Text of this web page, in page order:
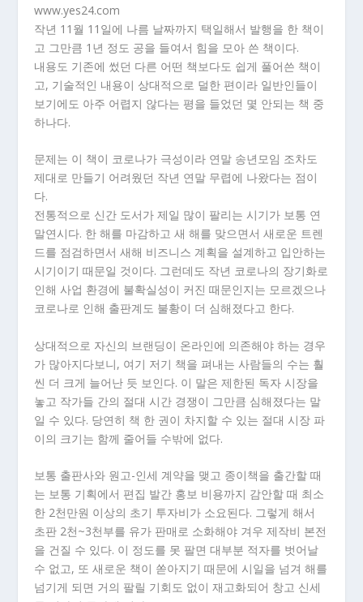
www.yes24.com
작년 11월 11일에 나름 날짜까지 택일해서 발행을 한 책이
고 그만큼 1년 정도 공을 들여서 힘을 모아 쓴 책이다.
내용도 기존에 썼던 다른 어떤 책보다도 쉽게 풀어쓴 책이
고, 기술적인 내용이 상대적으로 덜한 편이라 일반인들이
보기에도 아주 어렵지 않다는 평을 들었던 몇 안되는 책 중
하나다.
문제는 이 책이 코로나가 극성이라 연말 송년모임 조차도
제대로 만들기 어려웠던 작년 연말 무렵에 나왔다는 점이
다.
전통적으로 신간 도서가 제일 많이 팔리는 시기가 보통 연
말연시다. 한 해를 마감하고 새 해를 맞으면서 새로운 트렌
드를 점검하면서 새해 비즈니스 계획을 설계하고 입안하는
시기이기 때문일 것이다. 그런데도 작년 코로나의 장기화로
인해 사업 환경에 불확실성이 커진 때문인지는 모르겠으나
코로나로 인해 출판계도 불황이 더 심해졌다고 한다.
상대적으로 자신의 브랜딩이 온라인에 의존해야 하는 경우
가 많아지다보니, 여기 저기 책을 펴내는 사람들의 수는 훨
씬 더 크게 늘어난 듯 보인다. 이 말은 제한된 독자 시장을
놓고 작가들 간의 절대 시간 경쟁이 그만큼 심해졌다는 말
일 수 있다. 당연히 책 한 권이 차지할 수 있는 절대 시장 파
이의 크기는 함께 줄어들 수밖에 없다.
보통 출판사와 원고-인세 계약을 맺고 종이책을 출간할 때
는 보통 기획에서 편집 발간 홍보 비용까지 감안할 때 최소
한 2천만원 이상의 초기 투자비가 소요된다. 그렇게 해서
초판 2천~3천부를 유가 판매로 소화해야 겨우 제작비 본전
을 건질 수 있다. 이 정도를 못 팔면 대부분 적자를 벗어날
수 없고, 또 새로운 책이 쏟아지기 때문에 시일을 넘겨 해를
넘기게 되면 거의 팔릴 기회도 없이 재고화되어 창고 신세